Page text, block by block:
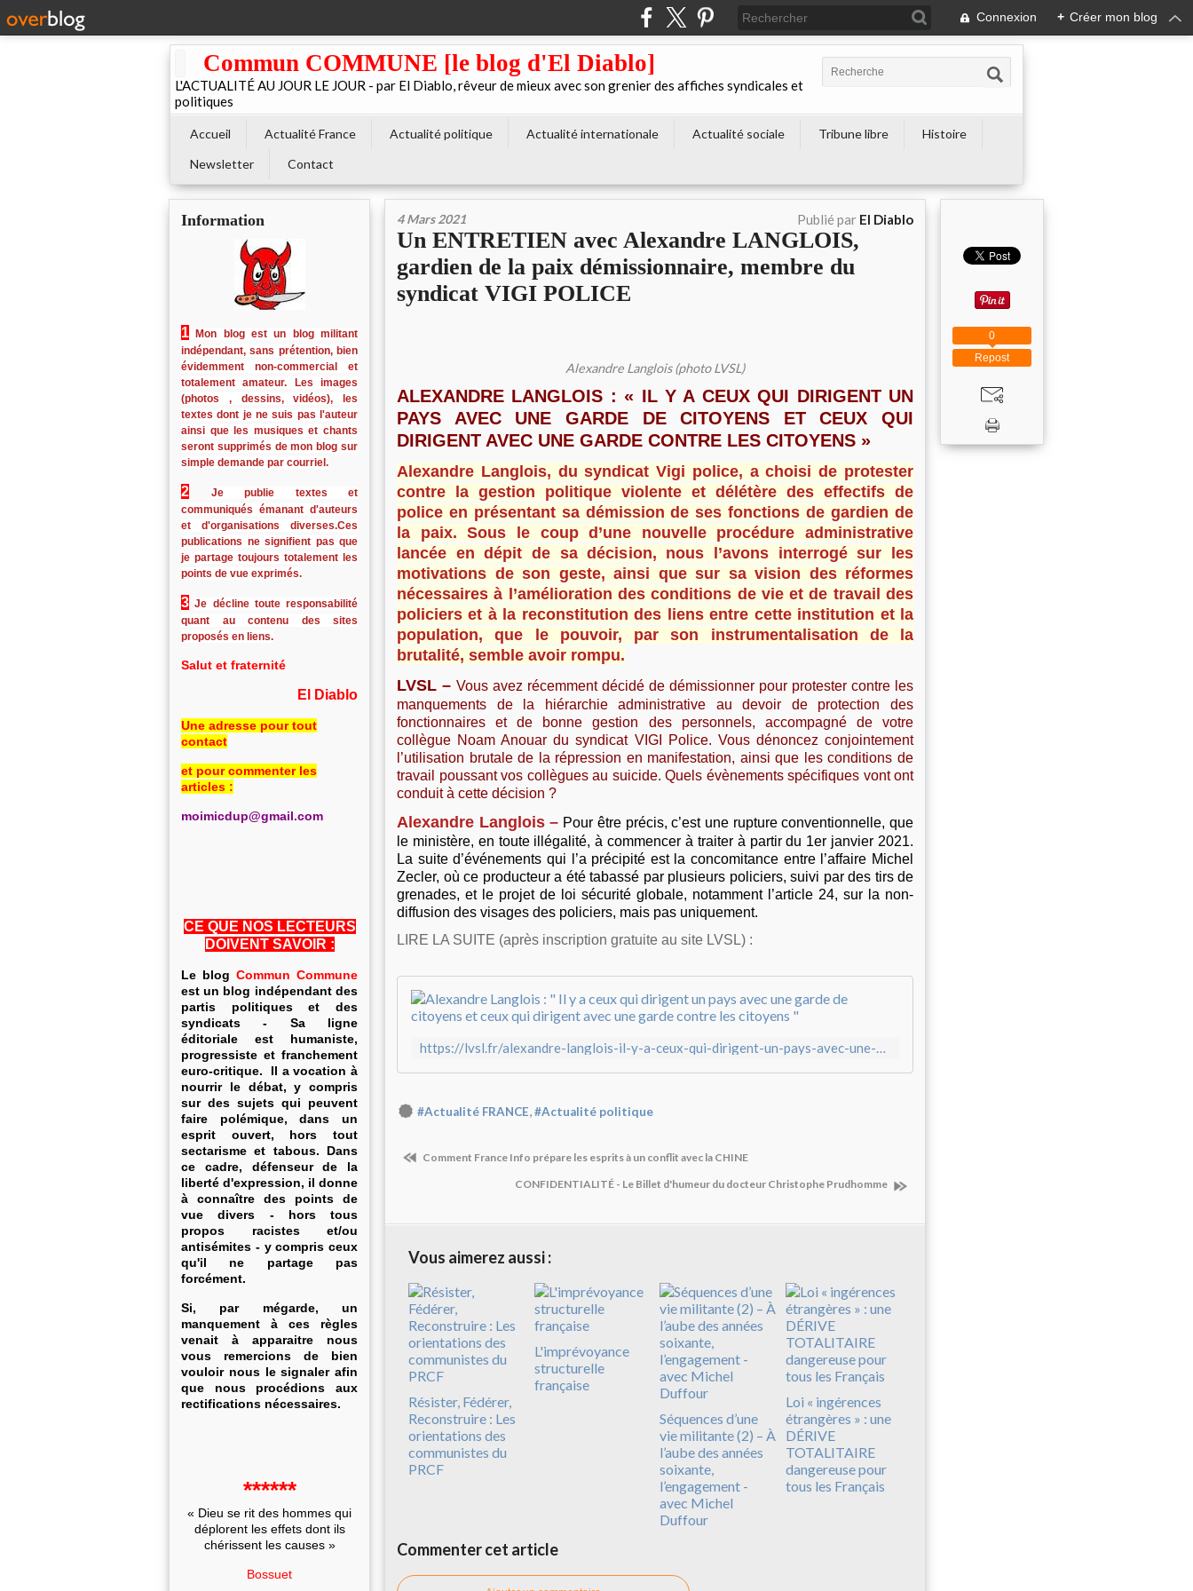
Connexion + Créer mon blog
Commun COMMUNE [le blog d'El Diablo]
L'ACTUALITÉ AU JOUR LE JOUR - par El Diablo, rêveur de mieux avec son grenier des affiches syndicales et
politiques
Accueil Actualité France Actualité politique Actualité internationale Actualité sociale Tribune libre
Histoire
Newsletter
Contact
Information
1
Mon blog est un blog militant
indépendant, sans prétention, bien
évidemment non-commercial et
totalement amateur. Les images
(photos , dessins, vidéos), les
textes dont je ne suis pas l'auteur
ainsi que les musiques et chants
seront supprimés de mon blog sur
simple demande par courriel.
2
Je publie textes et
communiqués émanant d'auteurs
et d'organisations diverses.Ces
publications ne signifient pas que
je partage toujours totalement les
points de vue exprimés.
3 Je décline toute responsabilité
quant au contenu des sites
proposés en liens.
Salut et fraternité
El Diablo
Une adresse pour tout
contact
et pour commenter les
articles :
moimicdup@gmail.com
CE QUE NOS LECTEURS
DOIVENT SAVOIR :
Le blog Commun Commune
est un blog indépendant des
partis politiques et des
syndicats - Sa ligne
éditoriale est humaniste,
progressiste et franchement
euro-critique. Il a vocation à
nourrir le débat, y compris
sur des sujets qui peuvent
faire polémique, dans un
esprit ouvert, hors tout
sectarisme et tabous. Dans
ce cadre, défenseur de la
liberté d'expression, il donne
à connaître des points de
vue divers - hors tous
propos racistes et/ou
antisémites - y compris ceux
qu'il ne partage pas
forcément.
Si, par mégarde, un
manquement à ces règles
venait à apparaitre nous
vous remercions de bien
vouloir nous le signaler afin
que nous procédions aux
rectifications nécessaires.
******
« Dieu se rit des hommes qui
déplorent les effets dont ils
chérissent les causes »
Bossuet
4 Mars 2021 Publié par El Diablo
Un ENTRETIEN avec Alexandre LANGLOIS,
gardien de la paix démissionnaire, membre du
syndicat VIGI POLICE
Alexandre Langlois (photo LVSL)
ALEXANDRE LANGLOIS : « IL Y A CEUX QUI DIRIGENT UN
PAYS AVEC UNE GARDE DE CITOYENS ET CEUX QUI
DIRIGENT AVEC UNE GARDE CONTRE LES CITOYENS »
Alexandre Langlois, du syndicat Vigi police, a choisi de protester
contre la gestion politique violente et délétère des effectifs de
police en présentant sa démission de ses fonctions de gardien de
la paix. Sous le coup d’une nouvelle procédure administrative
lancée en dépit de sa décision, nous l’avons interrogé sur les
motivations de son geste, ainsi que sur sa vision des réformes
nécessaires à l’amélioration des conditions de vie et de travail des
policiers et à la reconstitution des liens entre cette institution et la
population, que le pouvoir, par son instrumentalisation de la
brutalité, semble avoir rompu.
LVSL – Vous avez récemment décidé de démissionner pour protester contre les
manquements de la hiérarchie administrative au devoir de protection des
fonctionnaires et de bonne gestion des personnels, accompagné de votre
collègue Noam Anouar du syndicat VIGI Police. Vous dénoncez conjointement
l’utilisation brutale de la répression en manifestation, ainsi que les conditions de
travail poussant vos collègues au suicide. Quels évènements spécifiques vont ont
conduit à cette décision ?
Alexandre Langlois – Pour être précis, c’est une rupture conventionnelle, que
le ministère, en toute illégalité, à commencer à traiter à partir du 1er janvier 2021.
La suite d’événements qui l’a précipité est la concomitance entre l’affaire Michel
Zecler, où ce producteur a été tabassé par plusieurs policiers, suivi par des tirs de
grenades, et le projet de loi sécurité globale, notamment l’article 24, sur la non-
diffusion des visages des policiers, mais pas uniquement.
LIRE LA SUITE (après inscription gratuite au site LVSL) :
https://lvsl.fr/alexandre-langlois-il-y-a-ceux-qui-dirigent-un-pays-avec-une-garde-de-citoyens-et-ceux-qui-dirigent-avec-une-garde-contre-les-citoyens/
#Actualité FRANCE,#Actualité politique
Comment France Info prépare les esprits à un conflit avec la CHINE
CONFIDENTIALITÉ - Le Billet d'humeur du docteur Christophe Prudhomme
Vous aimerez aussi :
Résister, Fédérer,
Reconstruire : Les
orientations des
communistes du
PRCF
L'imprévoyance
structurelle
française
Séquences d’une
vie militante (2) – À
l’aube des années
soixante,
l’engagement -
avec Michel
Duffour
Loi « ingérences
étrangères » : une
DÉRIVE
TOTALITAIRE
dangereuse pour
tous les Français
Commenter cet article
Repost
0